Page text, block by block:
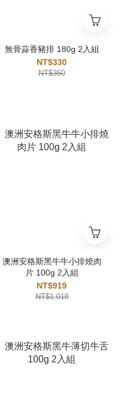
無骨蒜香豬排 180g 2入組
NT$330
NT$360
澳洲安格斯黑牛牛小排燒肉
片 100g 2入組
NT$919
NT$1,018